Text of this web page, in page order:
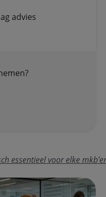
advies
essentieel voor elke